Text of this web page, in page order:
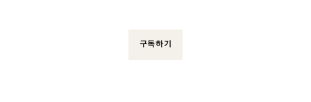
구독하기